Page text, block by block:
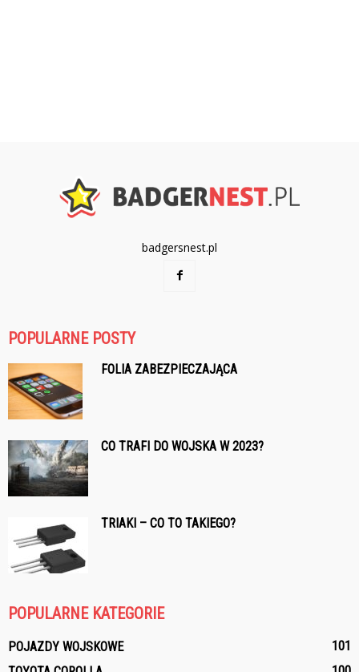
badgersnest.pl
POPULARNE POSTY
FOLIA ZABEZPIECZAJĄCA
CO TRAFI DO WOJSKA W 2023?
TRIAKI – CO TO TAKIEGO?
POPULARNE KATEGORIE
POJAZDY WOJSKOWE
101